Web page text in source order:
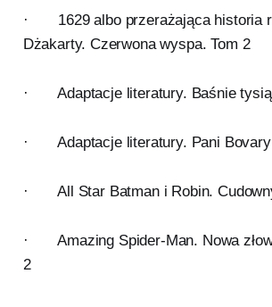
· 1629 albo przerażająca historia
Dżakarty. Czerwona wyspa. Tom 2
· Adaptacje literatury. Baśnie
· Adaptacje literatury. Pani Bovary
· All Star Batman i Robin.
· Amazing Spider-Man. Nowa
2